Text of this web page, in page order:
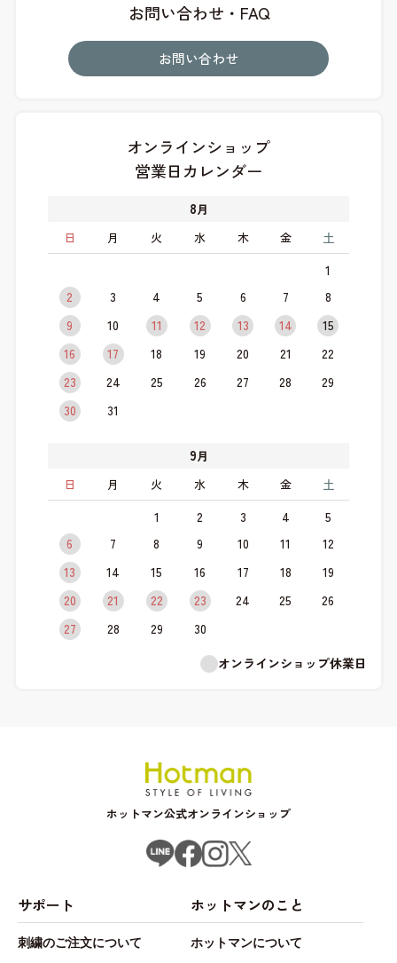
お問い合わせ・FAQ
お問い合わせ
オンラインショップ
営業日カレンダー
8月
日
月 火 水 木 金 土
1
2
3 4 5 6 7
8
9
10 11 12 13 14
15
16
17 18 19 20 21
22
23
24 25 26 27 28
29
30
31
9月
日
月 火 水 木 金 土
1 2 3 4
5
6
7 8 9 10 11
12
13
14 15 16 17 18
19
20
21 22 23 24 25
26
27
28 29
30
オンラインショップ休業日
ホットマン公式オンラインショップ
サポート
刺繍のご注文について
ホットマンのこと
ホットマンについて